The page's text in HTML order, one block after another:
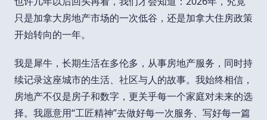
只是加拿大房地产市场的一次低谷，还是加拿大住房政策
开始转向的一年。
我是犀牛，长期生活在多伦多，从事房地产服务，同时持
续记录这座城市的生活、社区与人的故事。我始终相信，
房地产不仅是房子和数字，更关乎每一个家庭对未来的选
择。我愿意用“工匠精神”去做好每一次服务、写好每一篇